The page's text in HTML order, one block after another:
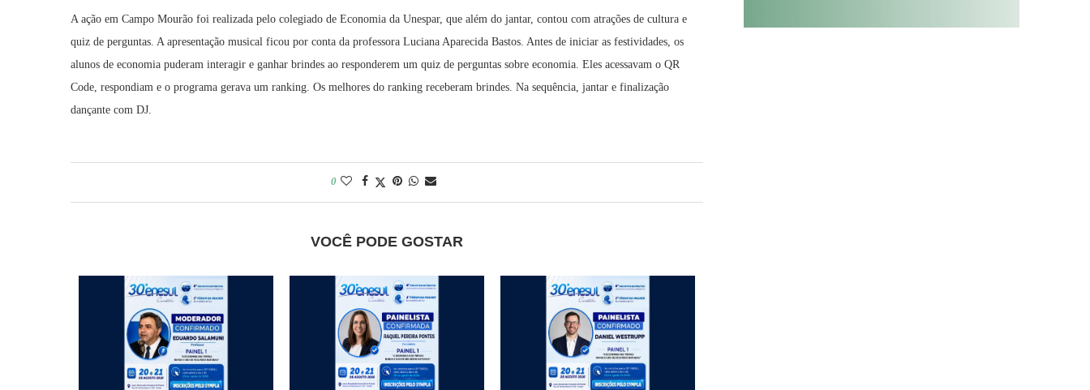
A ação em Campo Mourão foi realizada pelo colegiado de Economia da Unespar, que além do jantar, contou com atrações de cultura e
quiz de perguntas. A apresentação musical ficou por conta da professora Luciana Aparecida Bastos. Antes de iniciar as festividades, os
alunos de economia puderam interagir e ganhar brindes ao responderem um quiz de perguntas sobre economia. Eles acessavam o QR
Code, respondiam e o programa gerava um ranking. Os melhores do ranking receberam brindes. Na sequência, jantar e finalização
dançante com DJ.
0
VOCÊ PODE GOSTAR